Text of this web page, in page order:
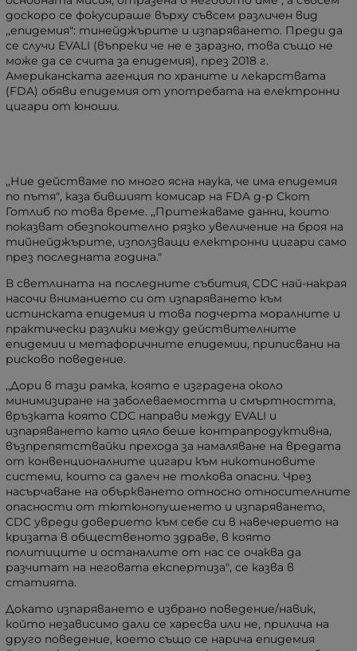
доскоро се фокусираше върху съвсем различен вид
,,епидемия": тинейджърите и изпаряването. Преди да
се случи EVALI (въпреки че не е заразно, това също не
може да се счита за епидемия), през 2018 г.
Американската агенция по храните и лекарствата
(FDA) обяви епидемия от употребата на електронни
цигари от юноши.
,,Ние действаме по много ясна наука, че има епидемия
по пътя", каза бившият комисар на FDA д-р Скот
Готлиб по това време. ,,Притежаваме данни, които
показват обезпокоително рязко увеличение на броя на
тийнейджърите, използващи електронни цигари само
през последната година."
В светлината на последните събития, CDC най-накрая
насочи вниманието си от изпаряването към
истинската епидемия и това подчерта моралните и
практически разлики между действителните
епидемии и метафоричните епидемии, приписвани на
рисково поведение.
,,Дори в тази рамка, която е изградена около
минимизиране на заболеваемостта и смъртността,
връзката която CDC направи между EVALI и
изпаряването като цяло беше контрапродуктивна,
възпрепятствайки прехода за намаляване на вредата
от конвенционалните цигари към никотиновите
системи, които са далеч не толкова опасни. Чрез
насърчаване на объркването относно относителните
опасности от тютюнопушенето и изпаряването,
CDC увреди доверието към себе си в навечерието на
кризата в общественото здраве, в която
политиците и останалите от нас се очаква да
разчитат на неговата експертиза", се казва в
статията.
Докато изпаряването е избрано поведение/навик,
който независимо дали се харесва или не, прилича на
друго поведение, което също се нарича епидемия